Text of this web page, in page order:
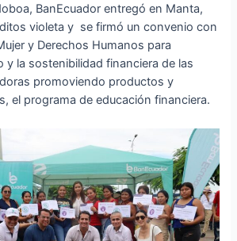
BanEcuador entregó en Manta,
violeta y se firmó un convenio con
y Derechos Humanos para
y la sostenibilidad financiera de las
promoviendo productos y
el programa de educación financiera.